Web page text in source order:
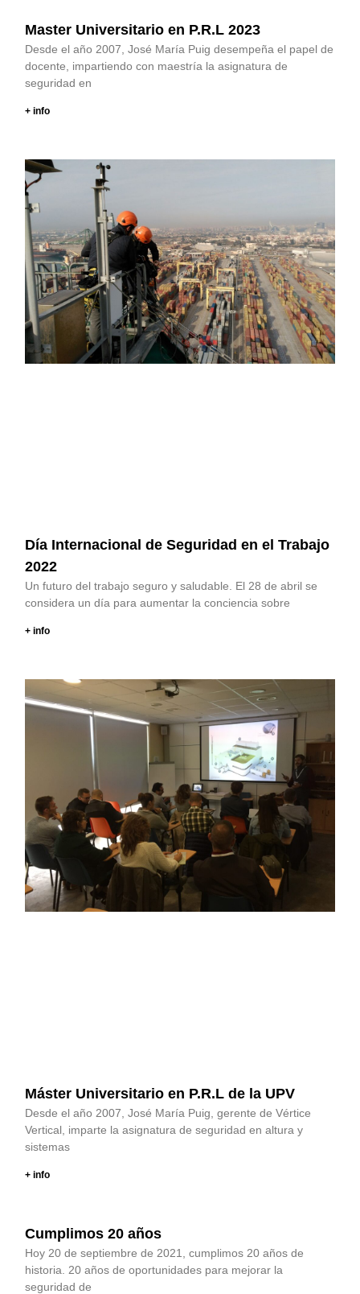
Master Universitario en P.R.L 2023
Desde el año 2007, José María Puig desempeña el papel de
docente, impartiendo con maestría la asignatura de
seguridad en
+ info
Día Internacional de Seguridad en el Trabajo
2022
Un futuro del trabajo seguro y saludable. El 28 de abril se
considera un día para aumentar la conciencia sobre
+ info
Máster Universitario en P.R.L de la UPV
Desde el año 2007, José María Puig, gerente de Vértice
Vertical, imparte la asignatura de seguridad en altura y
sistemas
+ info
Cumplimos 20 años
Hoy 20 de septiembre de 2021, cumplimos 20 años de
historia. 20 años de oportunidades para mejorar la
seguridad de